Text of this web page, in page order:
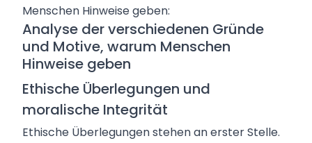
Menschen Hinweise geben:
Analyse der verschiedenen Gründe
und Motive, warum Menschen
Hinweise geben
Ethische Überlegungen und
moralische Integrität
Ethische Überlegungen stehen an erster Stelle.